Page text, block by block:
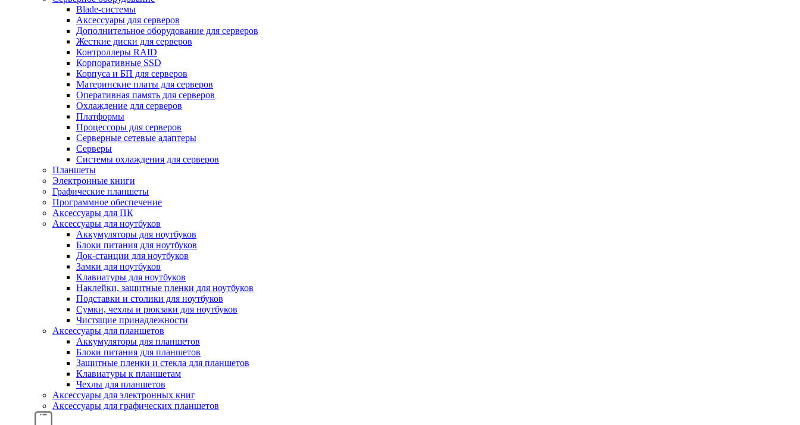
Blade-системы
Аксессуары для серверов
Дополнительное оборудование для серверов
Жесткие диски для серверов
Контроллеры RAID
Корпоративные SSD
Корпуса и БП для серверов
Материнские платы для серверов
Оперативная память для серверов
Охлаждение для серверов
Платформы
Процессоры для серверов
Серверные сетевые адаптеры
Серверы
Системы охлаждения для серверов
Планшеты
Электронные книги
Графические планшеты
Программное обеспечение
Аксессуары для ПК
Аксессуары для ноутбуков
Аккумуляторы для ноутбуков
Блоки питания для ноутбуков
Док-станции для ноутбуков
Замки для ноутбуков
Клавиатуры для ноутбуков
Наклейки, защитные пленки для ноутбуков
Подставки и столики для ноутбуков
Сумки, чехлы и рюкзаки для ноутбуков
Чистящие принадлежности
Аксессуары для планшетов
Аккумуляторы для планшетов
Блоки питания для планшетов
Защитные пленки и стекла для планшетов
Клавиатуры к планшетам
Чехлы для планшетов
Аксессуары для электронных книг
Аксессуары для графических планшетов